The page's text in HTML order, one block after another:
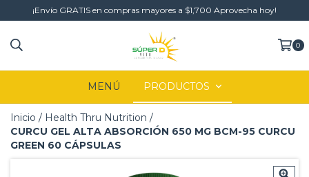
¡Envío GRATIS en compras mayores a $1,700 Aprovecha hoy!
0
MENÚ PRODUCTOS
Inicio / Health Thru Nutrition /
CURCU GEL ALTA ABSORCIÓN 650 MG BCM-95 CURCU
GREEN 60 CÁPSULAS